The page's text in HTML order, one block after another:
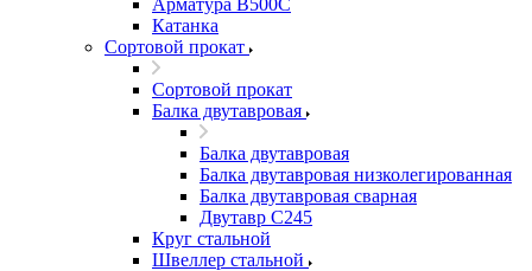
Арматура В500С
Катанка
Сортовой прокат
Сортовой прокат
Балка двутавровая
Балка двутавровая
Балка двутавровая низколегированная
Балка двутавровая сварная
Двутавр С245
Круг стальной
Швеллер стальной